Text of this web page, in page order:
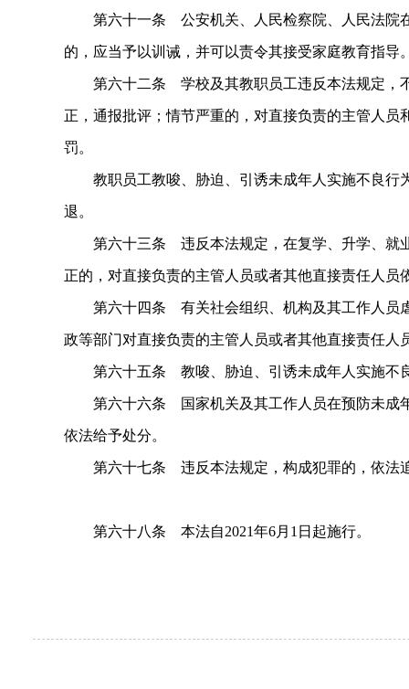
第六十一条 公安机关、人民检察院、人民法院在
的，应当予以训诫，并可以责令其接受家庭教育指导
第六十二条 学校及其教职员工违反本法规定，不
正，通报批评；情节严重的，对直接负责的主管人
罚。
教职员工教唆、胁迫、引诱未成年人实施不良行
退。
第六十三条 违反本法规定，在复学、升学、就业
正的，对直接负责的主管人员或者其他直接责任人员
第六十四条 有关社会组织、机构及其工作人员虐
政等部门对直接负责的主管人员或者其他直接责任
第六十五条 教唆、胁迫、引诱未成年人实施不良
第六十六条 国家机关及其工作人员在预防未成年
依法给予处分。
第六十七条 违反本法规定，构成犯罪的，依法
第六十八条 本法自2021年6月1日起施行。